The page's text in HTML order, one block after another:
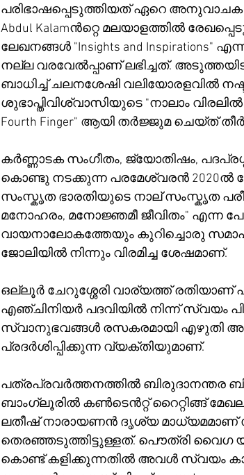
പരിഭാഷപ്പെടുത്തിയത് ഏറെ അനുവാചക
Abdul Kalamൻറ്റെ മലയാളത്തിൽ
ലേഖനങ്ങൾ "Insights and Inspirations"
നല്ല വരവേൽപ്പാണ് ലഭിച്ചത്.
ബാധിച്ച് ചലനശേഷി വലിയോരളവിൽ
ശുഭാപ്തിവിശ്വാസിയുടെ "നാലാം
Fourth Finger" ആയി തർജ്ജുമ ചെയ്ത്
കർണ്ണാടക സംഗീതം, ജ്യോതിഷം,
കൊണ്ടു നടക്കുന്ന പരമേശ്വരൻ 2020ൽ
സംസ്കൃത ഭാരതിയുടെ നാല് സംസ്കൃത
മനോഹരം, മനോജ്ഞമീ ജീവിതം" എന്ന
വായനാലോകത്തേയും കുറിച്ചൊരു
ജോലിയിൽ നിന്നും വിരമിച്ച ശേഷമാണ്.
ഒല്ലൂർ ചേറുശ്ശേരി വാര്യത്ത്
എഞ്ചിനിയർ പദവിയിൽ നിന്ന് സ്വയം
സ്വാനുഭവങ്ങൾ രസകരമായി എഴുതി
പ്രദർശിപ്പിക്കുന്ന വ്യക്തിയുമാണ്.
പത്രപ്രവർത്തനത്തിൽ ബിരുദാനന്തര
ബാംഗ്ലൂരിൽ കൺടെൻറ്റ് റൈറ്റിങ്ങ്
ലതീഷ് നാരായണൻ ദൃശ്യ മാധ്യമമാണ്
തെരഞ്ഞടുത്തിട്ടുള്ളത്. പൌത്രി വൈഗ യൂ
കൊണ്ട് കളിക്കുന്നതിൽ അവൾ സ്വയം